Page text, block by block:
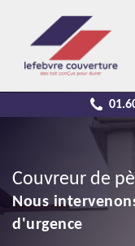
Couvreur de
Nous
d'urgence